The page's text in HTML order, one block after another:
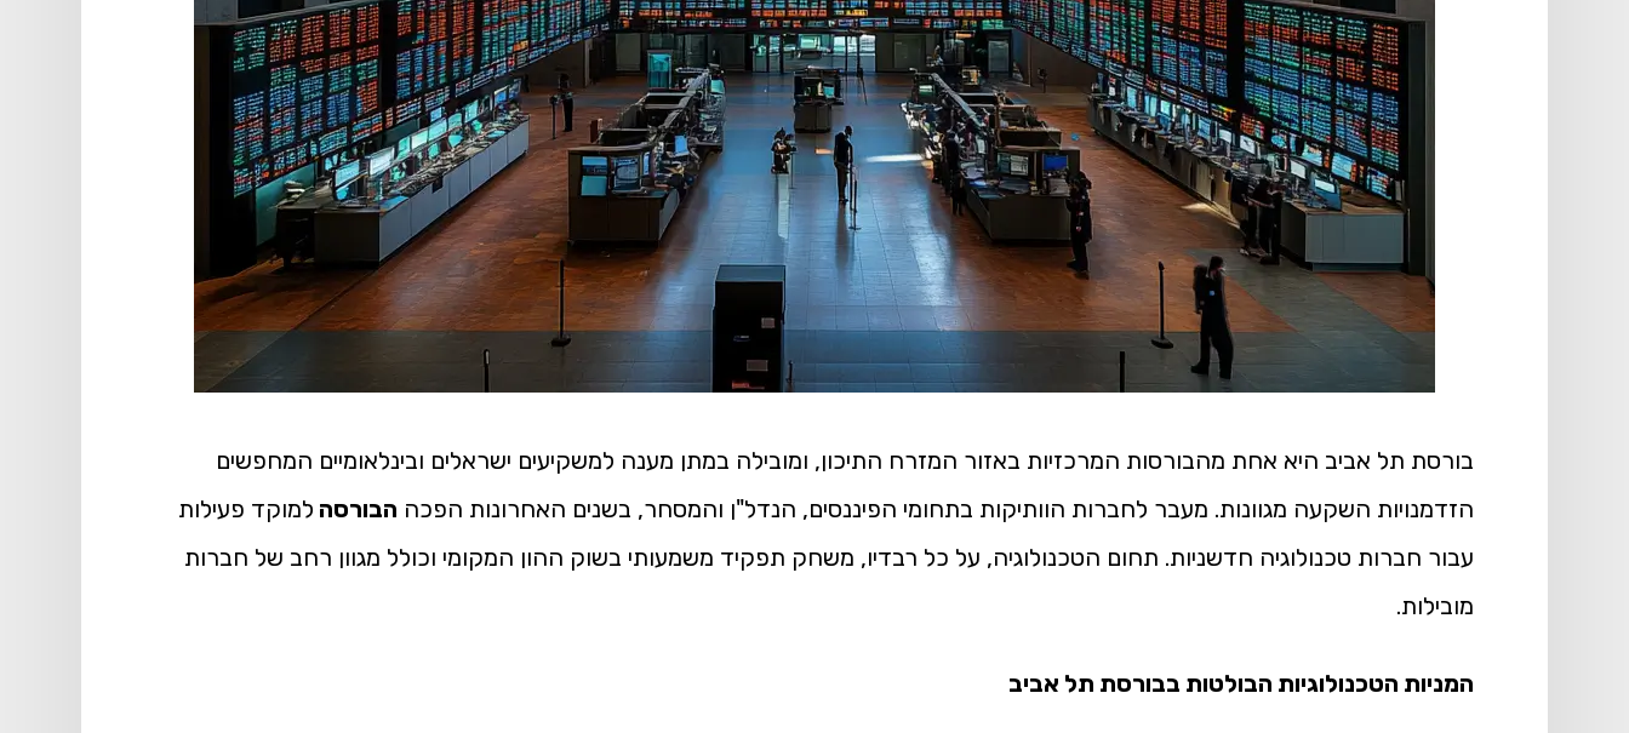
בורסת תל אביב היא אחת מהבורסות המרכזיות באזור המזרח התיכון, ומובילה במתן מענה למשקיעים ישראלים ובינלאומיים המחפשים
הזדמנויות השקעה מגוונות. מעבר לחברות הוותיקות בתחומי הפיננסים, הנדל"ן והמסחר, בשנים האחרונות הפכה הבורסה למוקד פעילות
עבור חברות טכנולוגיה חדשניות. תחום הטכנולוגיה, על כל רבדיו, משחק תפקיד משמעותי בשוק ההון המקומי וכולל מגוון רחב של חברות
מובילות.
המניות הטכנולוגיות הבולטות בבורסת תל אביב